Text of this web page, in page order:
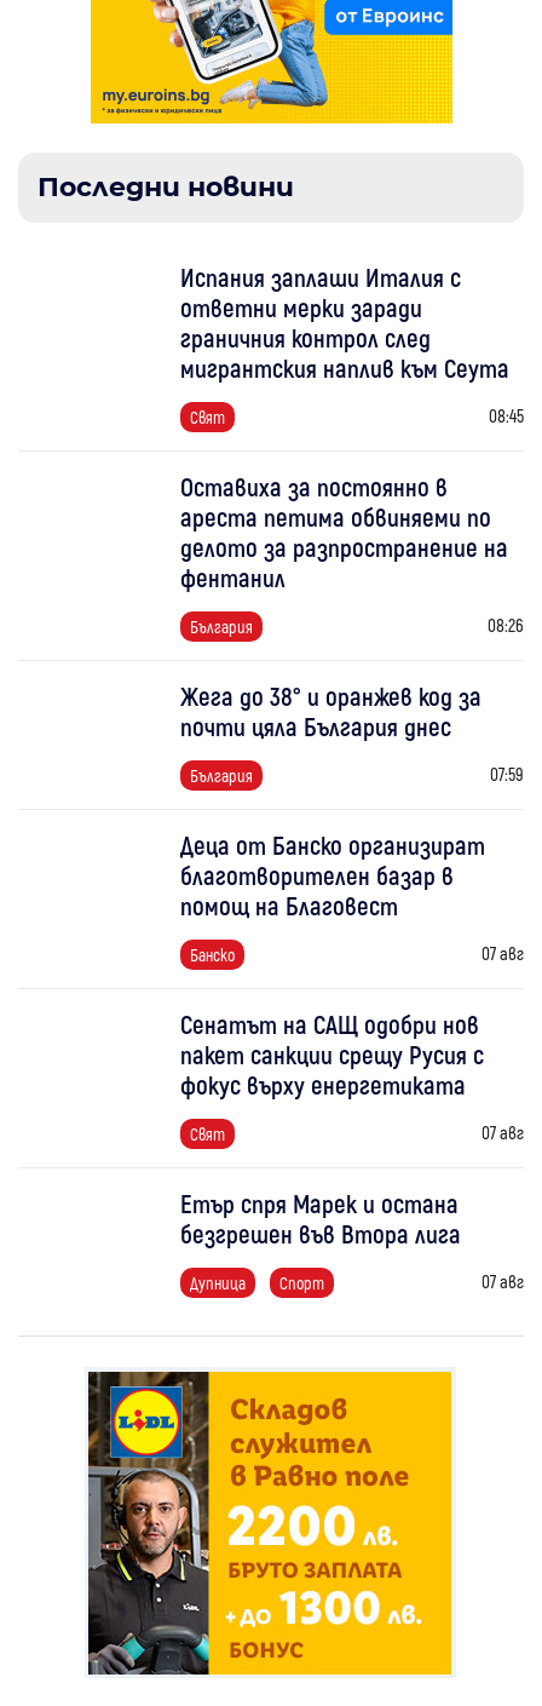
Последни новини
Испания заплаши Италия с
ответни мерки заради
граничния контрол след
мигрантския наплив към Сеута
Свят 08:45
Оставиха за постоянно в
ареста петима обвиняеми по
делото за разпространение на
фентанил
България 08:26
Жега до 38° и оранжев код за
почти цяла България днес
България 07:59
Деца от Банско организират
благотворителен базар в
помощ на Благовест
Банско 07 авг
Сенатът на САЩ одобри нов
пакет санкции срещу Русия с
фокус върху енергетиката
Свят 07 авг
Етър спря Марек и остана
безгрешен във Втора лига
Дупница Спорт 07 авг